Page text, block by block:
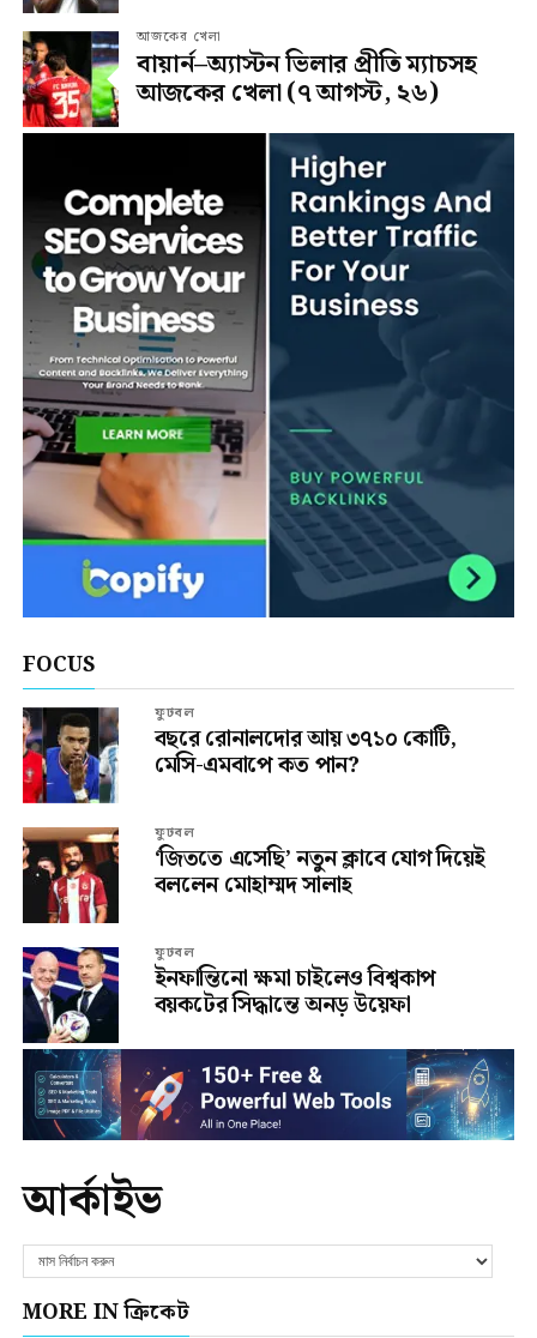
আজকের খেলা
বায়ার্ন–অ্যাস্টন ভিলার প্রীতি ম্যাচসহ
আজকের খেলা (৭ আগস্ট, ২৬)
FOCUS
ফুটবল
বছরে রোনালদোর আয় ৩৭১০ কোটি,
মেসি-এমবাপে কত পান?
ফুটবল
‘জিততে এসেছি’ নতুন ক্লাবে যোগ দিয়েই
বললেন মোহাম্মদ সালাহ
ফুটবল
ইনফান্তিনো ক্ষমা চাইলেও বিশ্বকাপ
বয়কটের সিদ্ধান্তে অনড় উয়েফা
আর্কাইভ
MORE IN ক্রিকেট